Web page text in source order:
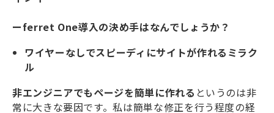
ーferret One導入の決め手はなんでしょうか？
ワイヤーなしでスピーディにサイトが作れるミラク
ル
非エンジニアでもページを簡単に作れる というのは非
常に大きな要因です。私は簡単な修正を行う程度の経